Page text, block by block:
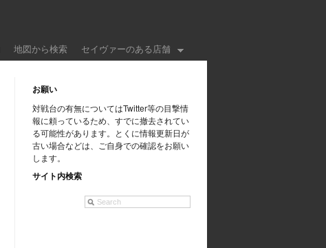
地図から検索 セイヴァーのある店舗
お願い
対戦台の有無についてはTwitter等の目撃情
報に頼っているため、すでに撤去されてい
る可能性があります。とくに情報更新日が
古い場合などは、ご自身での確認をお願い
します。
サイト内検索